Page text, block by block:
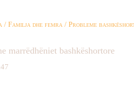
Familja dhe femra / Probleme
marrëdhëniet bashkëshortore